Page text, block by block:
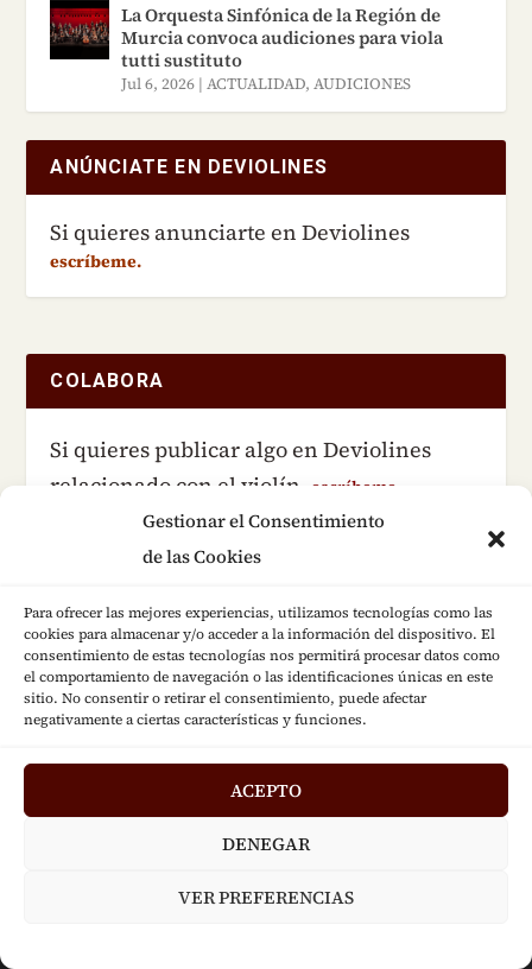
Gestionar el Consentimiento
de las Cookies
Para ofrecer las mejores experiencias, utilizamos tecnologías como las
cookies para almacenar y/o acceder a la información del dispositivo. El
consentimiento de estas tecnologías nos permitirá procesar datos como
el comportamiento de navegación o las identificaciones únicas en este
sitio. No consentir o retirar el consentimiento, puede afectar
negativamente a ciertas características y funciones.
ACEPTO
DENEGAR
VER PREFERENCIAS
La Orquesta Sinfónica de la Región de
Murcia convoca audiciones para viola
tutti sustituto
Jul 6, 2026 |ACTUALIDAD,AUDICIONES
ANÚNCIATE EN DEVIOLINES
Si quieres anunciarte en Deviolines
escríbeme.
COLABORA
Si quieres publicar algo en Deviolines
relacionado con el violín, escríbeme